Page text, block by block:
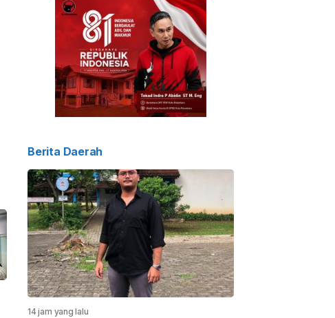
Berita Daerah
14 jam yang lalu